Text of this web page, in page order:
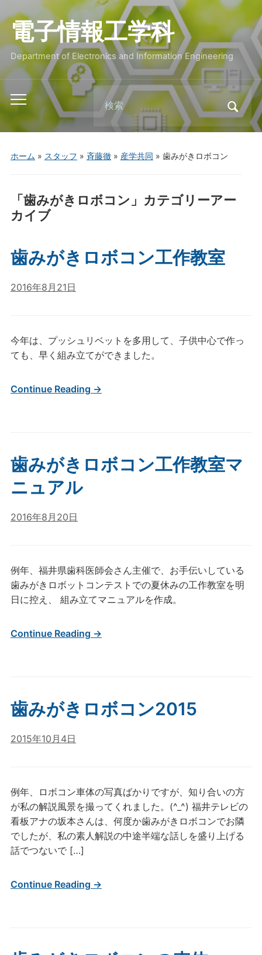
電子情報工学科
Department of Electronics and Information Engineering
Toggle
mobile
menu
Search
for:
ホーム » スタッフ » 斉藤徹» 産学共同 » 歯みがきロボコン
「歯みがきロボコン 」カテゴリーアー
カイブ
歯みがきロボコン工作教室
2016年8月21日
今年は、プッシュリベットを多用して、子供中心で作っ
ても、早く組み立てができました。
Continue Reading →
歯みがきロボコン工作教室マ
ニュアル
2016年8月20日
例年、福井県歯科医師会さん主催で、お手伝いしている
歯みがきロボットコンテストでの夏休みの工作教室を明
日に控え、 組み立てマニュアルを作成。
Continue Reading →
歯みがきロボコン2015
2015年10月4日
例年、ロボコン車体の写真ばかりですが、知り合いの方
が私の解説風景を撮ってくれました。(^_^) 福井テレビの
看板アナの坂本さんは、何度か歯みがきロボコンでお隣
でしたが、私の素人解説の中途半端な話しを盛り上げる
話でつないで […]
Continue Reading →